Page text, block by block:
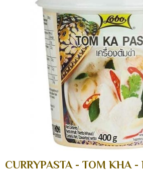
CURRYPASTA - TOM KHA